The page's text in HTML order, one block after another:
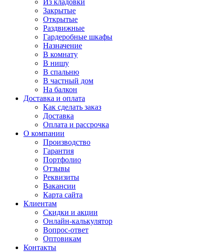
Из кладовки
Закрытые
Открытые
Раздвижные
Гардеробные шкафы
Назначение
В комнату
В нишу
В спальню
В частный дом
На балкон
Доставка и оплата
Как сделать заказ
Доставка
Оплата и рассрочка
О компании
Производство
Гарантия
Портфолио
Отзывы
Реквизиты
Вакансии
Карта сайта
Клиентам
Скидки и акции
Онлайн-калькулятор
Вопрос-ответ
Оптовикам
Контакты